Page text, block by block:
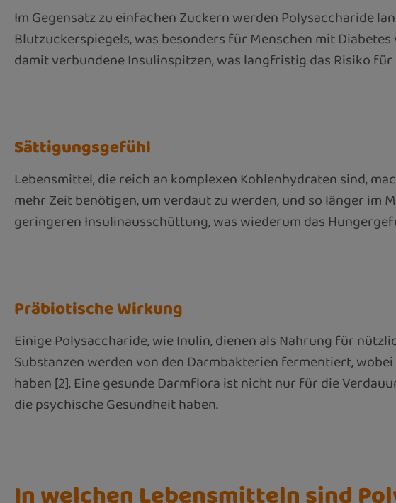
Im Gegensatz zu einfachen Zuckern werden Polysaccharide
Blutzuckerspiegels, was besonders für Menschen mit
damit verbundene Insulinspitzen, was langfristig das Risiko
Sättigungsgefühl
Lebensmittel, die reich an komplexen Kohlenhydraten sind,
mehr Zeit benötigen, um verdaut zu werden, und so länger im
geringeren Insulinausschüttung, was wiederum das
Präbiotische Wirkung
Einige Polysaccharide, wie Inulin, dienen als Nahrung für
Substanzen werden von den Darmbakterien fermentiert,
haben [2]. Eine gesunde Darmflora ist nicht nur für die
die psychische Gesundheit haben.